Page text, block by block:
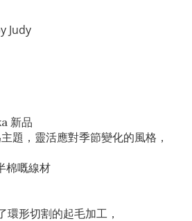
Judy
新品
題，靈活應對季節變化的風格，
棉嘅線材
環形切割的起毛加工，